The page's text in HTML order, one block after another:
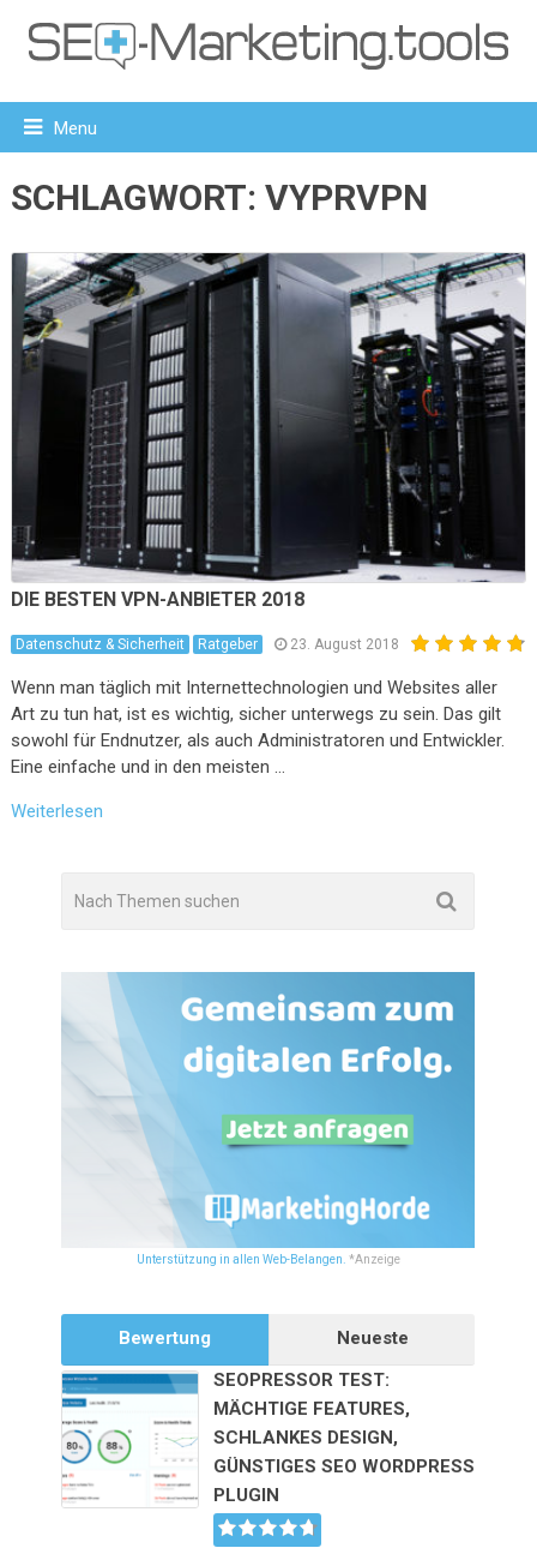
Menu
SCHLAGWORT: VYPRVPN
DIE BESTEN VPN-ANBIETER 2018
Datenschutz & Sicherheit Ratgeber 23. August 2018
Wenn man täglich mit Internettechnologien und Websites aller
Art zu tun hat, ist es wichtig, sicher unterwegs zu sein. Das gilt
sowohl für Endnutzer, als auch Administratoren und Entwickler.
Eine einfache und in den meisten …
Weiterlesen
Unterstützung in allen Web-Belangen. *Anzeige
Bewertung
Neueste
SEOPRESSOR TEST:
MÄCHTIGE FEATURES,
SCHLANKES DESIGN,
GÜNSTIGES SEO WORDPRESS
PLUGIN